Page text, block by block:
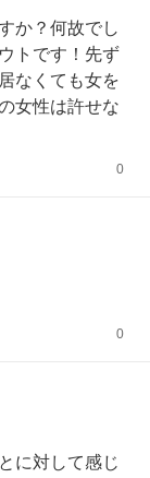
か？何故でし
トです！先ず
なくても女を
女性は許せな
0
0
に対して感じ